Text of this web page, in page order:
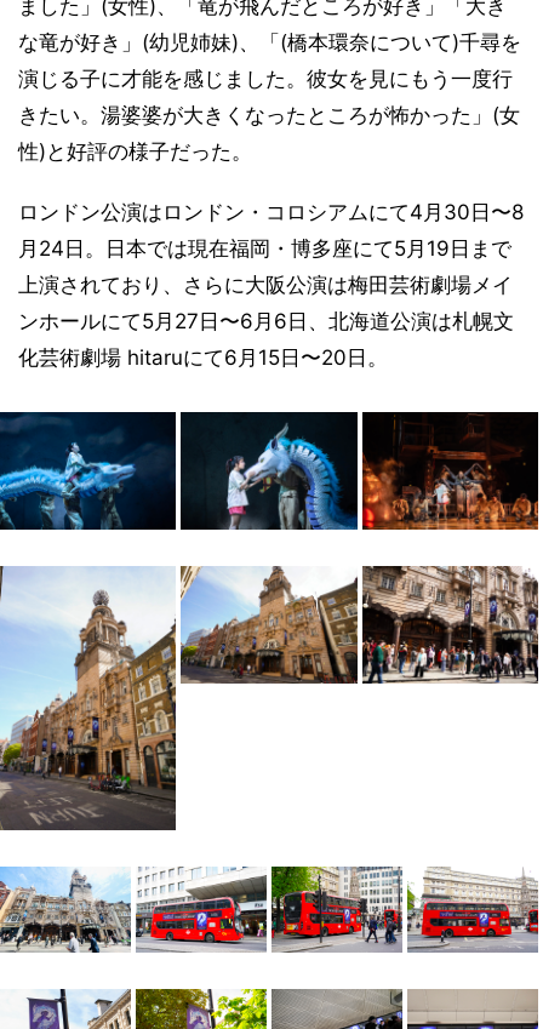
ました」(女性)、「竜が飛んだところが好き」「大き
な竜が好き」(幼児姉妹)、「(橋本環奈について)千尋を
演じる子に才能を感じました。彼女を見にもう一度行
きたい。湯婆婆が大きくなったところが怖かった」(女
性)と好評の様子だった。
ロンドン公演はロンドン・コロシアムにて4月30日〜8
月24日。日本では現在福岡・博多座にて5月19日まで
上演されており、さらに大阪公演は梅田芸術劇場メイ
ンホールにて5月27日〜6月6日、北海道公演は札幌文
化芸術劇場 hitaruにて6月15日〜20日。